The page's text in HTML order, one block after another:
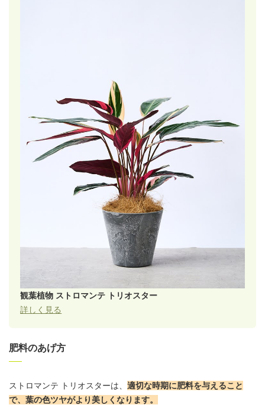
観葉植物 ストロマンテ トリオスター
詳しく見る
肥料のあげ方
ストロマンテ トリオスターは、 適切な時期に肥料を与えること
で、葉の色ツヤがより美しくなります。